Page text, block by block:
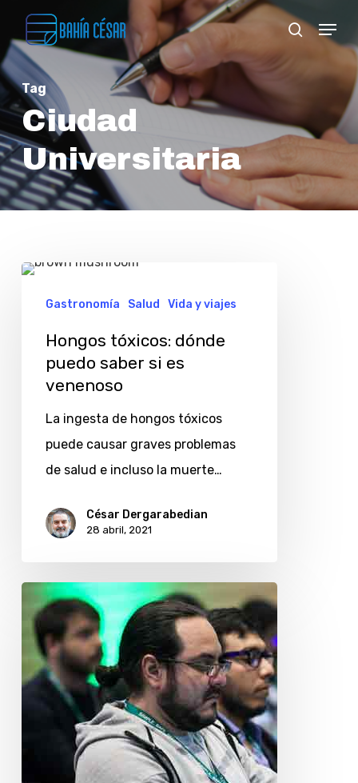
to
main
content
search
Menu
Tag
Ciudad
Universitaria
Hongos
tóxicos:
puedo
saber
venenoso
Gastronomía Salud Vida y viajes
Hongos tóxicos: dónde
puedo saber si es
venenoso
La ingesta de hongos tóxicos
puede causar graves problemas
de salud e incluso la muerte…
César Dergarabedian
28 abril, 2021
Posgrado
en
UBA
comunicación
Close
Menu